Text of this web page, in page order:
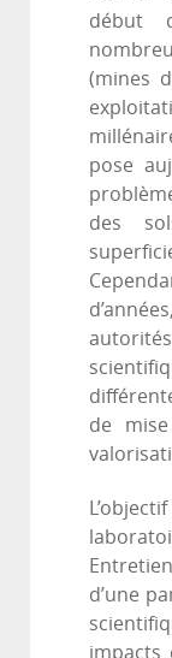
début
(mines
pose
des
de
d’une
impacts